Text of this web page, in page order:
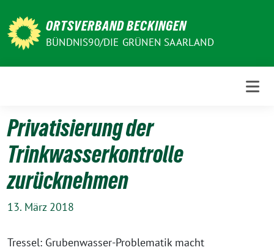
zum
Inhalt
ORTSVERBAND BECKINGEN
BÜNDNIS90/DIE GRÜNEN SAARLAND
Privatisierung der
Trinkwasserkontrolle
zurücknehmen
13. März 2018
Tressel: Grubenwasser-Problematik macht